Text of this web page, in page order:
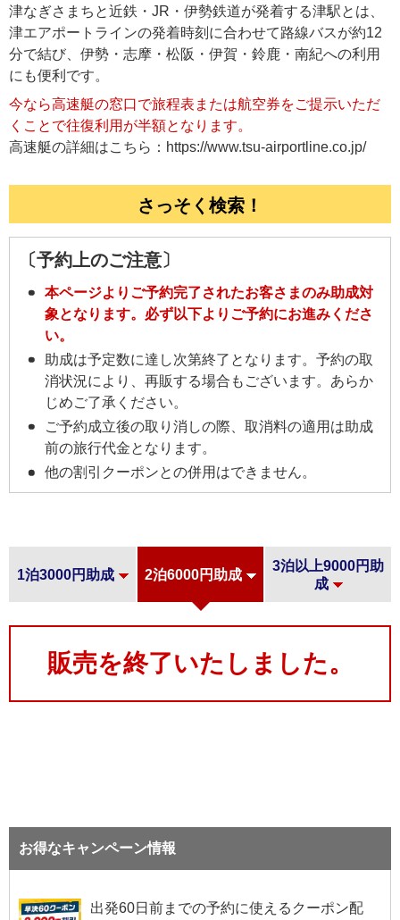
津なぎさまちと近鉄・JR・伊勢鉄道が発着する津駅とは、
津エアポートラインの発着時刻に合わせて路線バスが約12
分で結び、伊勢・志摩・松阪・伊賀・鈴鹿・南紀への利用
にも便利です。
今なら高速艇の窓口で旅程表または航空券をご提示いただ
くことで往復利用が半額となります。
高速艇の詳細はこちら：https://www.tsu-airportline.co.jp/
さっそく検索！
〔予約上のご注意〕
本ページよりご予約完了されたお客さまのみ助成対
象となります。必ず以下よりご予約にお進みくださ
い。
助成は予定数に達し次第終了となります。予約の取
消状況により、再販する場合もございます。あらか
じめご了承ください。
ご予約成立後の取り消しの際、取消料の適用は助成
前の旅行代金となります。
他の割引クーポンとの併用はできません。
1泊3000円助成 2泊6000円助成
3泊以上9000円助
成
販売を終了いたしました。
お得なキャンペーン情報
出発60日前までの予約に使えるクーポン配